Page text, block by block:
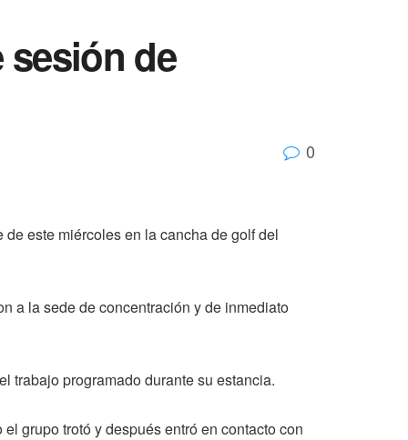
sesión de
0
este miércoles en la cancha de golf del
a la sede de concentración y de inmediato
trabajo programado durante su estancia.
grupo trotó y después entró en contacto con